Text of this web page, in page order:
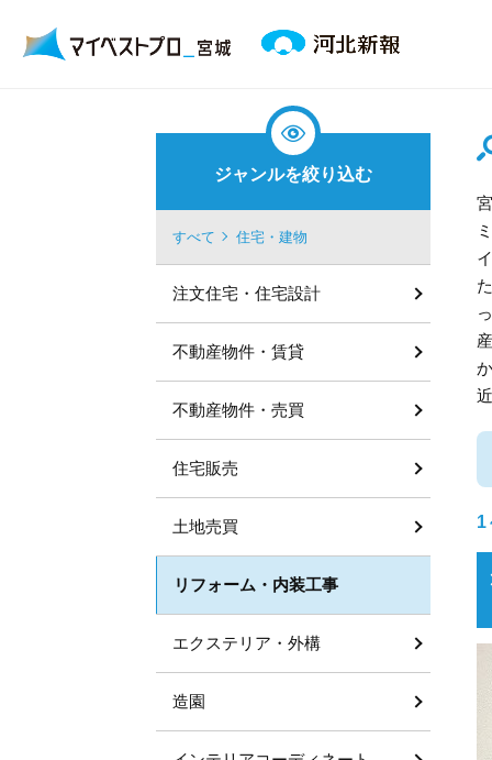
1
ジャンルを絞り込む
すべて 住宅・建物
注文住宅・住宅設計
不動産物件・賃貸
不動産物件・売買
住宅販売
土地売買
リフォーム・内装工事
エクステリア・外構
造園